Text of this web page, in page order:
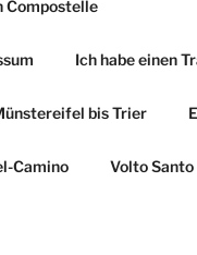
Compostelle
Ich habe einen
bis Trier
Camino Volto Santo